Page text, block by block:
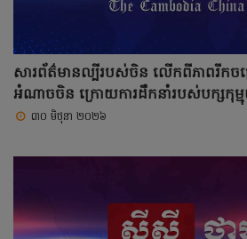
សារព័ត៌មានល្បីរបស់ចិន លើកពីភាពរីកច
អំណាចចិន ក្រោយការដឹកនាំរបស់បក្សកុម្
៣០ មិថុនា ២០២៦